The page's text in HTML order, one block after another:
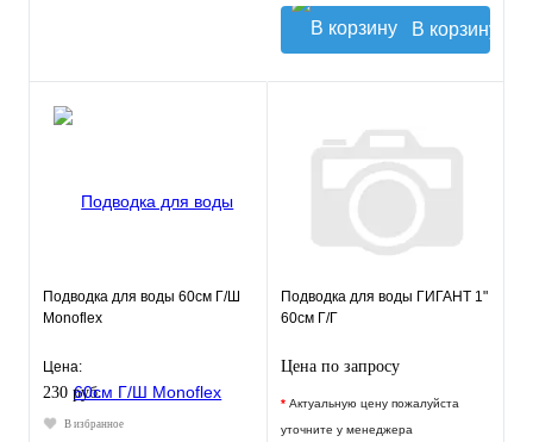
В корзину
Подводка для воды 60см Г/Ш
Monoflex
Цена:
230 руб.
В избранное
Подводка для воды ГИГАНТ 1"
60см Г/Г
Цена по запросу
* Актуальную цену пожалуйста
уточните у менеджера